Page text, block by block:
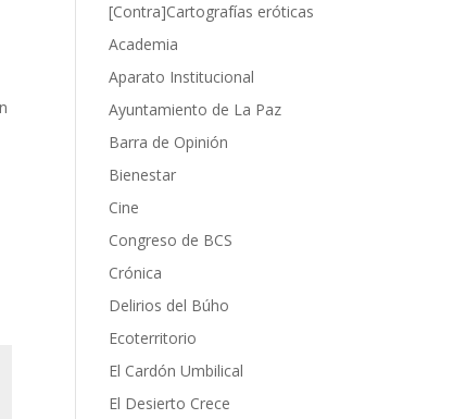
[Contra]Cartografías eróticas
Academia
Aparato Institucional
Ayuntamiento de La Paz
Barra de Opinión
Bienestar
Cine
Congreso de BCS
Crónica
Delirios del Búho
Ecoterritorio
El Cardón Umbilical
El Desierto Crece